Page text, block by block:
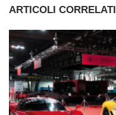
ARTICOLI CORRELATI